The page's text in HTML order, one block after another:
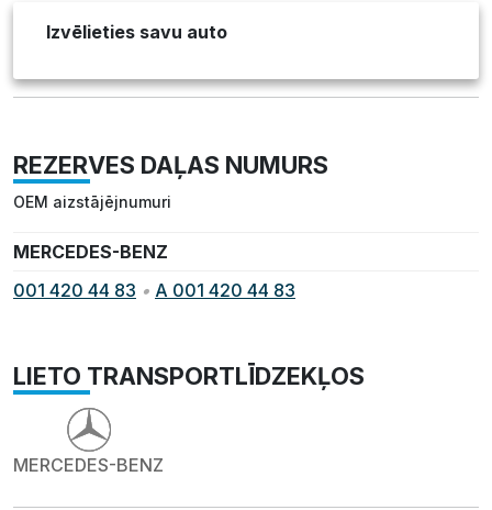
Izvēlieties savu auto
REZERVES DAĻAS NUMURS
OEM aizstājējnumuri
MERCEDES-BENZ
001 420 44 83 • A 001 420 44 83
LIETO TRANSPORTLĪDZEKĻOS
MERCEDES-BENZ